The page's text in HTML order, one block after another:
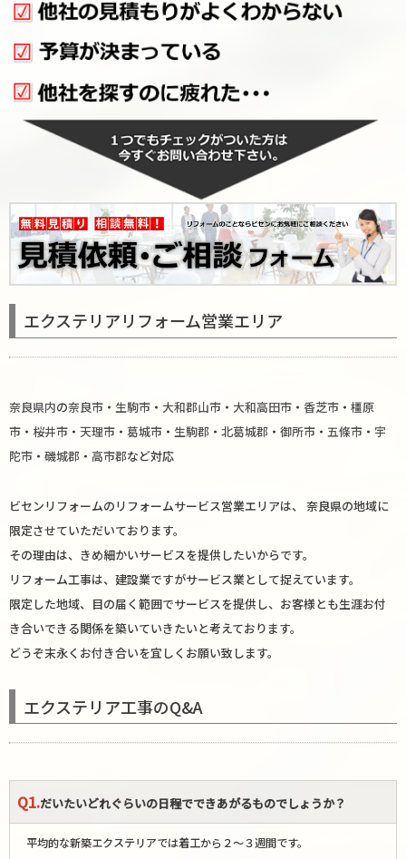
エクステリアリフォーム営業エリア
奈良県内の奈良市 ・ 生駒市 ・ 大和郡山市 ・ 大和高田市 ・ 香芝市 ・ 橿原
市 ・ 桜井市 ・ 天理市 ・ 葛城市 ・ 生駒郡 ・ 北葛城郡 ・ 御所市 ・ 五條市 ・ 宇
陀市 ・ 磯城郡 ・ 高市郡など対応
ビセンリフォームのリフォームサービス営業エリアは、 奈良県の地域に
限定させていただいております。
その理由は、きめ細かいサービスを提供したいからです。
リフォーム工事は、建設業ですがサービス業として捉えています。
限定した地域、目の届く範囲でサービスを提供し、お客様とも生涯お付
き合いできる関係を築いていきたいと考えております。
どうぞ末永くお付き合いを宜しくお願い致します。
エクステリア工事のQ&A
Q1.だいたいどれぐらいの日程でできあがるものでしょうか？
平均的な新築エクステリアでは着工から２～３週間です。